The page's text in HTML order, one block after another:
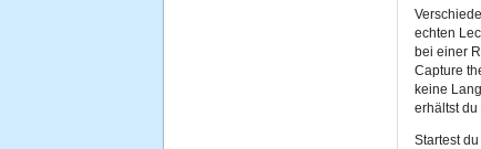
echten
bei einer
Capture
keine
erhältst
Startest